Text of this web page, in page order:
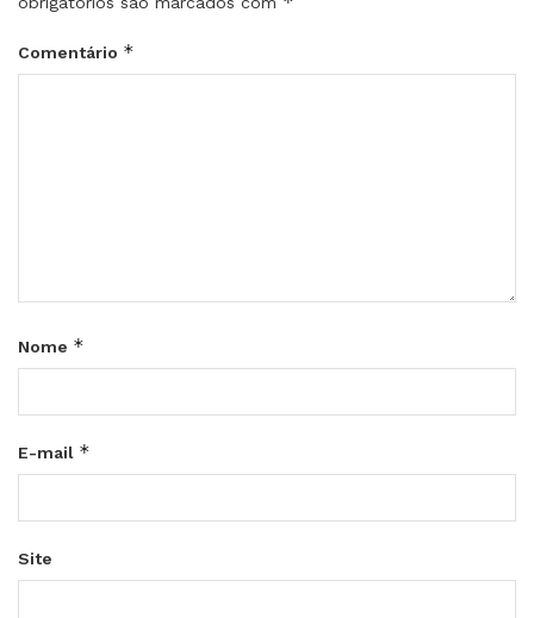
Comentário *
Nome *
E-mail *
Site